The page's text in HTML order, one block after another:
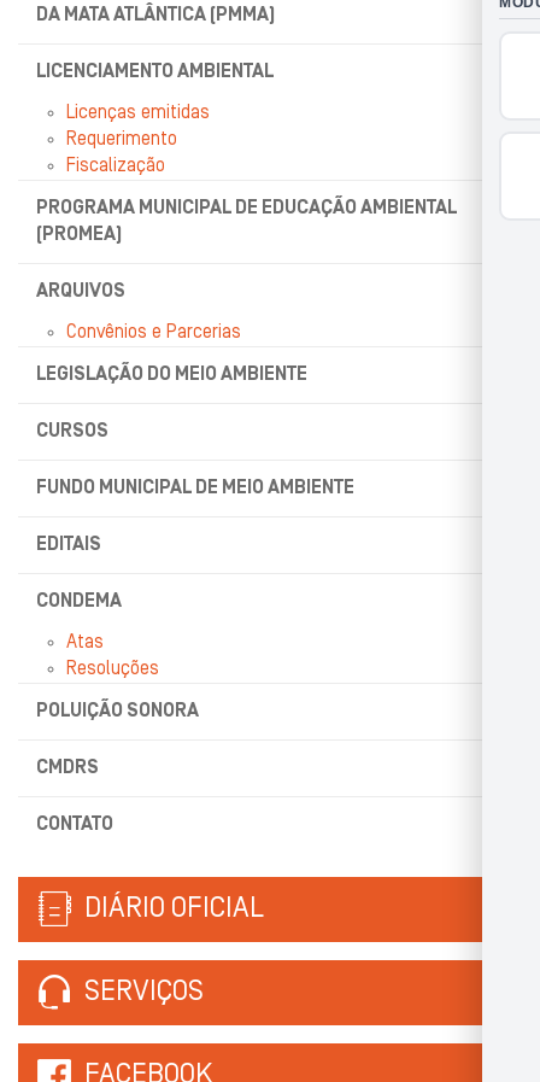
DA MATA ATLÂNTICA (PMMA)
LICENCIAMENTO AMBIENTAL
Licenças emitidas
Requerimento
Fiscalização
PROGRAMA MUNICIPAL DE EDUCAÇÃO AMBIENTAL
(PROMEA)
ARQUIVOS
Convênios e Parcerias
LEGISLAÇÃO DO MEIO AMBIENTE
CURSOS
FUNDO MUNICIPAL DE MEIO AMBIENTE
EDITAIS
CONDEMA
Atas
Resoluções
POLUIÇÃO SONORA
CMDRS
CONTATO
DIÁRIO OFICIAL
SERVIÇOS
FACEBOOK